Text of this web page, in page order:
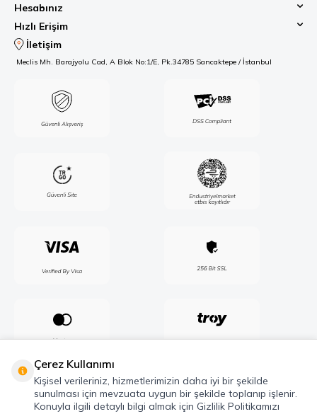
Hesabınız
Hızlı Erişim
İletişim
Meclis Mh. Barajyolu Cad, A Blok No:1/E, Pk.34785 Sancaktepe / İstanbul
Çerez Kullanımı
Kişisel verileriniz, hizmetlerimizin daha iyi bir şekilde
sunulması için mevzuata uygun bir şekilde toplanıp işlenir.
Konuyla ilgili detaylı bilgi almak için Gizlilik Politikamızı